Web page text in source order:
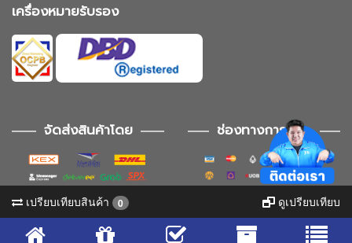
เครื่องหมายรับรอง
จัดส่งสินค้าโดย ช่องทางการชำระ
ช่องทางการติดตาม
เปรียบเทียบสินค้า 0 ดูเปรียบเทียบ